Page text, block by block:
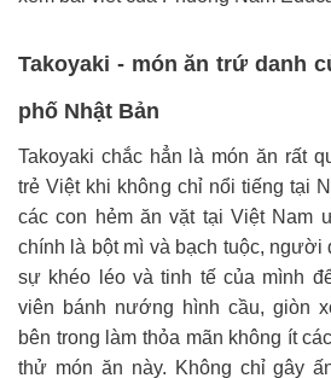
Takoyaki - món ăn trứ danh
phố Nhật Bản
Takoyaki chắc hẳn là món ăn rất
trẻ Việt khi không chỉ nổi tiếng tại
các con hẻm ăn vặt tại Việt Nam
chính là bột mì và bạch tuộc, người
sự khéo léo và tinh tế của mình
viên bánh nướng hình cầu, giòn
bên trong làm thỏa mãn không ít
thử món ăn này. Không chỉ gây